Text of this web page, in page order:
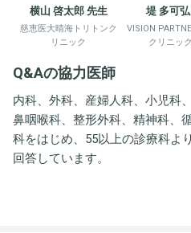
横山 啓太郎 先生
慈恵医大晴海トリトンク
リニック
堤 多可
VISION
クリニッ
Q&Aの協力医師
内科、外科、産婦人科、小児科
鼻咽喉科、整形外科、精神科、
科をはじめ、55以上の診療科よ
回答しています。